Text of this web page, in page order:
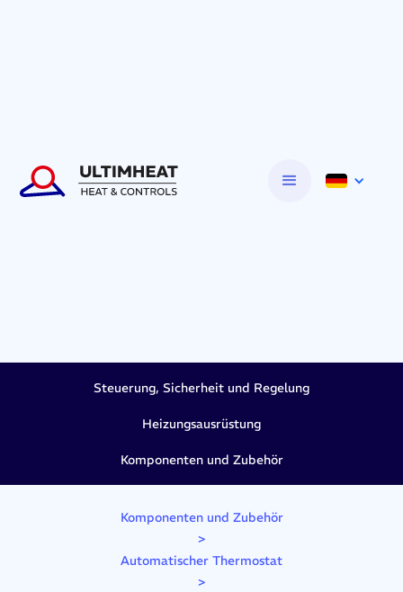
Steuerung, Sicherheit und Regelung
Heizungsausrüstung
Komponenten und Zubehör
Komponenten und Zubehör
>
Automatischer Thermostat
>